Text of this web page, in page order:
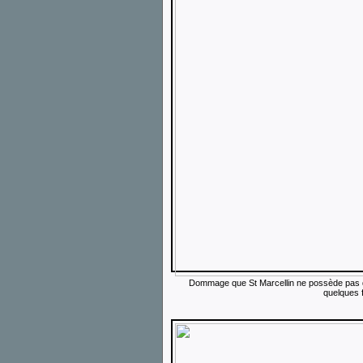
Dommage que St Marcellin ne possède
quelques